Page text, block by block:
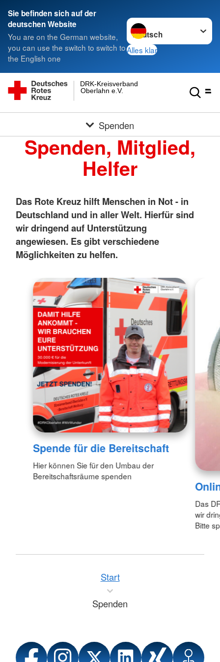
Sie befinden sich auf der
deutschen Website
You are on the German website,
you can use the switch to switch to
the English one
Sprache wechseln zu
Alles klar
Oberlahn e.V.
DRK-Kreisverband
Spenden
Spenden, Mitglied,
Helfer
Das Rote Kreuz hilft Menschen in Not - in
Deutschland und in aller Welt. Hierfür sind
wir dringend auf Unterstützung
angewiesen. Es gibt verschiedene
Möglichkeiten zu helfen.
Spende für die Bereitschaft
Hier können Sie für den Umbau der
Bereitschaftsräume spenden
Das
wir
Bitte
Start
Spenden